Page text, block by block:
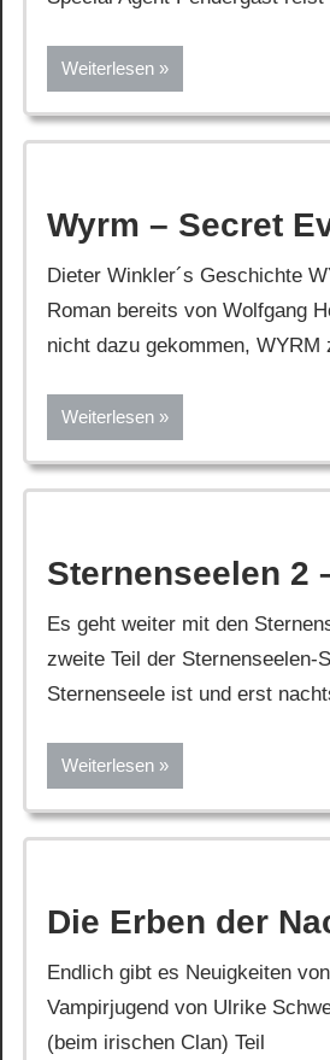
Weiterlesen
Wyrm – Secret
Dieter Winkler´s Geschichte
Roman bereits von Wolfgang
nicht dazu gekommen,
Weiterlesen
Sternenseelen 2
Es geht weiter mit den
zweite Teil der
Sternenseele ist und erst
Weiterlesen
Die Erben der
Endlich gibt es Neuigkeiten
Vampirjugend von Ulrike
(beim irischen Clan) Teil